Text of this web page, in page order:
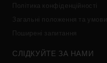
Політика конфіденційності
Загальні положення та умови
Поширені запитання
СЛІДКУЙТЕ ЗА НАМИ